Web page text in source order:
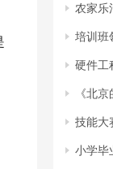
农家乐
培训班
硬件工
《北
技能大
小学毕